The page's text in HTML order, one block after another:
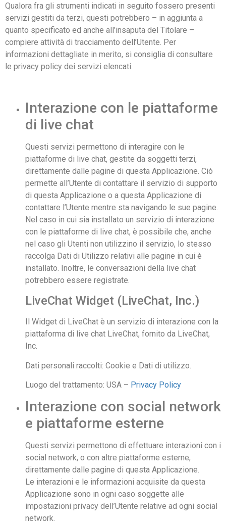
Qualora fra gli strumenti indicati in seguito fossero presenti
servizi gestiti da terzi, questi potrebbero – in aggiunta a
quanto specificato ed anche all’insaputa del Titolare –
compiere attività di tracciamento dell’Utente. Per
informazioni dettagliate in merito, si consiglia di consultare
le privacy policy dei servizi elencati.
Interazione con le piattaforme
di live chat
Questi servizi permettono di interagire con le
piattaforme di live chat, gestite da soggetti terzi,
direttamente dalle pagine di questa Applicazione. Ciò
permette all’Utente di contattare il servizio di supporto
di questa Applicazione o a questa Applicazione di
contattare l’Utente mentre sta navigando le sue pagine.
Nel caso in cui sia installato un servizio di interazione
con le piattaforme di live chat, è possibile che, anche
nel caso gli Utenti non utilizzino il servizio, lo stesso
raccolga Dati di Utilizzo relativi alle pagine in cui è
installato. Inoltre, le conversazioni della live chat
potrebbero essere registrate.
LiveChat Widget (LiveChat, Inc.)
Il Widget di LiveChat è un servizio di interazione con la
piattaforma di live chat LiveChat, fornito da LiveChat,
Inc.
Dati personali raccolti: Cookie e Dati di utilizzo.
Luogo del trattamento: USA – Privacy Policy
Interazione con social network
e piattaforme esterne
Questi servizi permettono di effettuare interazioni con i
social network, o con altre piattaforme esterne,
direttamente dalle pagine di questa Applicazione.
Le interazioni e le informazioni acquisite da questa
Applicazione sono in ogni caso soggette alle
impostazioni privacy dell’Utente relative ad ogni social
network.